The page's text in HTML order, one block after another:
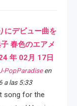
にデビュー曲を
春色のエアメ
年 02月 17日
PopParadiseen
a las 5:33
song for the